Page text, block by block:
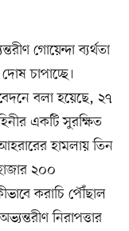
গোয়েন্দা ব্যর্থতা
চাপাচ্ছে।
বলা হয়েছে, ২৭
একটি সুরক্ষিত
হামলায় তিন
২০০
করাচি পৌঁছাল
নিরাপত্তার